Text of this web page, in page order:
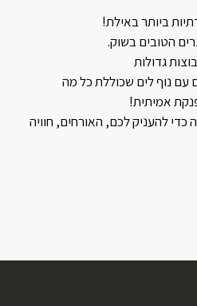
ביותר באילת!
הטובים בשוק.
גדולות
עם נוף לים שכוללת כל מה
אמיתית!
כדי להעניק לכם, האורחים, חוויה